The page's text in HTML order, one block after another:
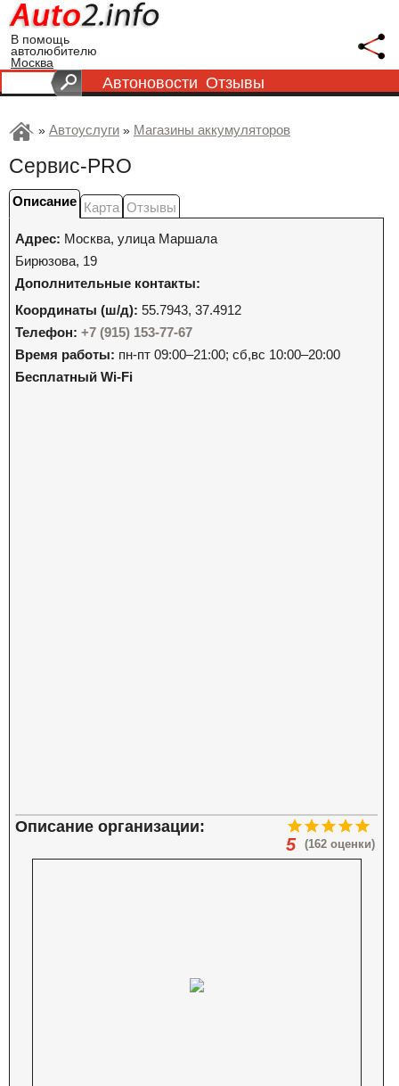
В помощь
автолюбителю
Москва
Автоновости Отзывы
» Автоуслуги » Магазины аккумуляторов
Сервис-PRO
Описание Карта Отзывы
Адрес: Москва, улица Маршала
Бирюзова, 19
Дополнительные контакты:
Координаты (ш/д): 55.7943, 37.4912
Телефон: +7 (915) 153-77-67
Время работы: пн-пт 09:00–21:00; сб,вс 10:00–20:00
Бесплатный Wi-Fi
(162 оценки)
5
Описание организации: